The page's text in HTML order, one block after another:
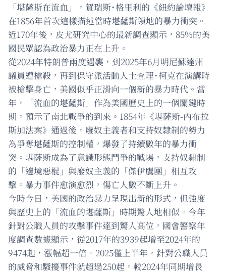
「堪薩斯在流血」，賀瑞斯˙格里利的《紐約論壇報》
在1856年首次這樣描述當時堪薩斯領地的暴力衝突。
近170年後，皮尤研究中心的最新調查顯示，85%的美
國民眾認為政治暴力正在上升。
從2024年特朗普兩度遇襲，到2025年6月明尼蘇達州
議員遭槍殺，再到保守派活動人士查理˙柯克在演講時
被槍擊身亡，美國似乎正滑向一個新的暴力時代。當
年，「流血的堪薩斯」作為美國歷史上的一個關鍵時
期，預示了南北戰爭的到來。1854年《堪薩斯-內布拉
斯加法案》通過後，廢奴主義者和支持奴隸制的勢力
為爭奪堪薩斯的控制權，爆發了持續數年的暴力衝
突。堪薩斯成為了意識形態鬥爭的戰場，支持奴隸制
的「邊境惡棍」與廢奴主義的「傑伊鷹團」相互攻
擊。暴力事件愈演愈烈，傷亡人數不斷上升。
今時今日，美國的政治暴力呈現出新的形式，但強度
與歷史上的「流血的堪薩斯」時期驚人地相似。今年
針對公職人員的攻擊事件達到驚人高位，國會警察年
度調查數據顯示，從2017年的3939起增至2024年的
9474起，漲幅超一倍。2025僅上半年，針對公職人員
的威脅和騷擾事件就超過250起，較2024年同期增長